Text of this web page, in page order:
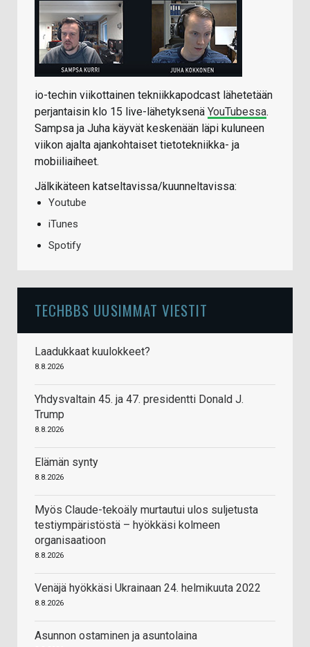
io-techin viikottainen tekniikkapodcast lähetetään
perjantaisin klo 15 live-lähetyksenä YouTubessa.
Sampsa ja Juha käyvät keskenään läpi kuluneen
viikon ajalta ajankohtaiset tietotekniikka- ja
mobiiliaiheet.
Jälkikäteen katseltavissa/kuunneltavissa:
Youtube
iTunes
Spotify
TECHBBS UUSIMMAT VIESTIT
Laadukkaat kuulokkeet?
8.8.2026
Yhdysvaltain 45. ja 47. presidentti Donald J.
Trump
8.8.2026
Elämän synty
8.8.2026
Myös Claude-tekoäly murtautui ulos suljetusta
testiympäristöstä – hyökkäsi kolmeen
organisaatioon
8.8.2026
Venäjä hyökkäsi Ukrainaan 24. helmikuuta 2022
8.8.2026
Asunnon ostaminen ja asuntolaina